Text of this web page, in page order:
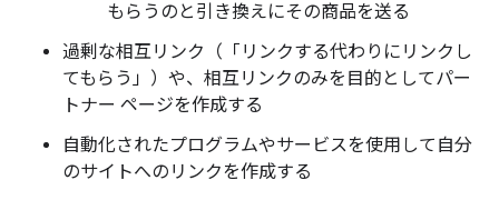
もらうのと引き換えにその商品を送る
過剰な相互リンク（「リンクする代わりにリンクし
てもらう」）や、相互リンクのみを目的としてパー
トナー ページを作成する
自動化されたプログラムやサービスを使用して自分
のサイトへのリンクを作成する